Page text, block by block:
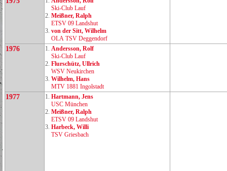
Ski‑Club Lauf
2. Meißner, Ralph
ETSV 09 Landshut
3. von der Sitt, Wilhelm
OLA TSV Deggendorf
1976 1. Andersson, Rolf
Ski‑Club Lauf
2. Flurschütz, Ullrich
WSV Neukirchen
3. Wilhelm, Hans
MTV 1881 Ingolstadt
1977 1. Hartmann, Jens
USC München
2. Meißner, Ralph
ETSV 09 Landshut
3. Harbeck, Willi
TSV Griesbach